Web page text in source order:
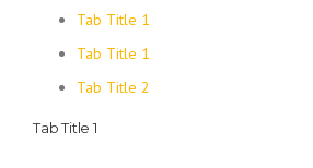
Tab Title 1
Tab Title 1
Tab Title 2
Tab Title 1